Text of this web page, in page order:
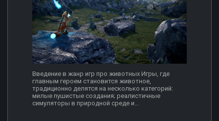
Введение в жанр игр про животных Игры, где
главным героем становится животное,
традиционно делятся на несколько категорий:
милые пушистые создания; реалистичные
симуляторы в природной среде и...